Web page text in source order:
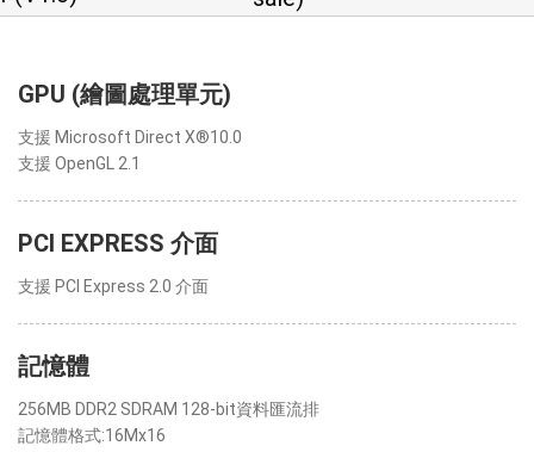
GPU (繪圖處理單元)
支援 Microsoft Direct X®10.0
支援 OpenGL 2.1
PCI EXPRESS 介面
支援 PCI Express 2.0 介面
記憶體
256MB DDR2 SDRAM 128-bit資料匯流排
記憶體格式:16Mx16